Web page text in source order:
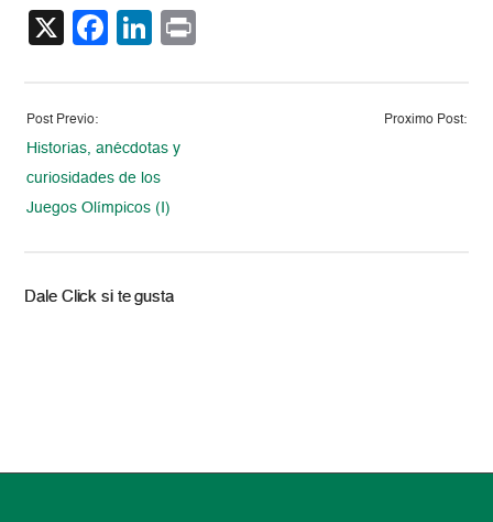
X Facebook
LinkedIn
Post Previo:
Historias, anécdotas y
curiosidades de los
Juegos Olímpicos (I)
Proximo Post:
Dale Click si te gusta